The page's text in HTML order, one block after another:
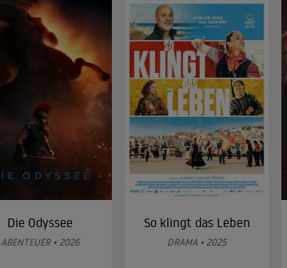
Die Odyssee
ABENTEUER • 2026
So klingt das Leben
DRAMA • 2025